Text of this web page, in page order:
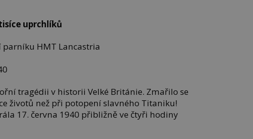
uprchlíků
parníku HMT Lancastria
tragédii v historii Velké Británie. Zmařilo se
životů než při potopení slavného Titaniku!
17. června 1940 přibližně ve čtyři hodiny